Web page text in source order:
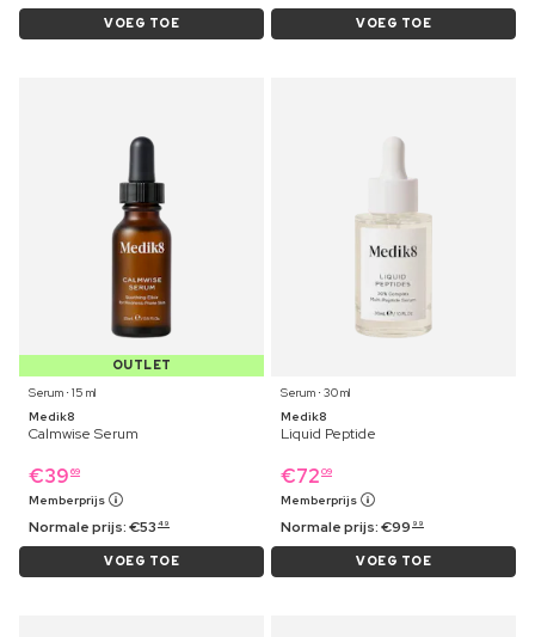
VOEG TOE VOEG TOE
OUTLET
Serum ⋅ 15 ml
Medik8
Calmwise Serum
€39 69
Memberprijs
Normale prijs:€53 49
VOEG TOE
Serum ⋅ 30 ml
Medik8
Liquid Peptide
€72 09
Memberprijs
Normale prijs:€99 99
VOEG TOE